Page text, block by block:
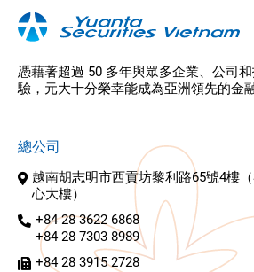
憑藉著超過 50 多年與眾多企業、公司
驗，元大十分榮幸能成為亞洲領先的金
總公司
越南胡志明市西貢坊黎利路65號4樓
心大樓）
+84 28 3622 6868
+84 28 7303 8989
+84 28 3915 2728